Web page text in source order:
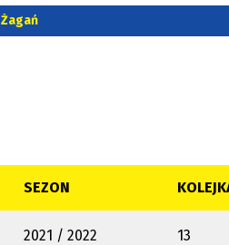
Żagań
SEZON
2021 / 2022 13